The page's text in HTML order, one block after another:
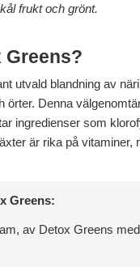
frukt och grönt.
Greens?
utvald blandning av
örter. Denna
ingredienser som
är rika på
Greens:
av Detox Greens